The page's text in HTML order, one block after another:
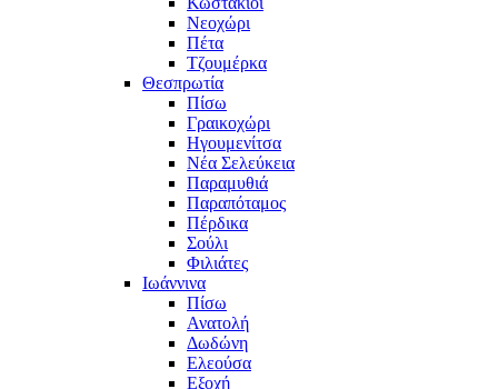
Νεοχώρι
Πέτα
Τζουμέρκα
Θεσπρωτία
Πίσω
Γραικοχώρι
Ηγουμενίτσα
Νέα Σελεύκεια
Παραμυθιά
Παραπόταμος
Πέρδικα
Σούλι
Φιλιάτες
Ιωάννινα
Πίσω
Ανατολή
Δωδώνη
Ελεούσα
Εξοχή